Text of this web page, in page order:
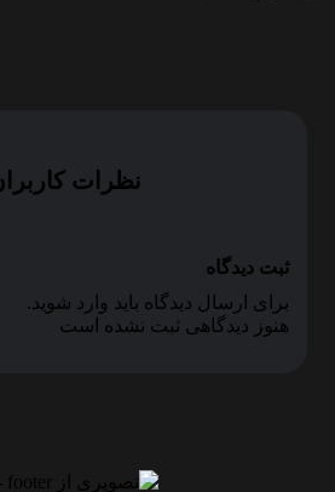
نظرات کاربران
ثبت دیدگاه
برای ارسال دیدگاه باید وارد شوید.
هنوز دیدگاهی ثبت نشده است